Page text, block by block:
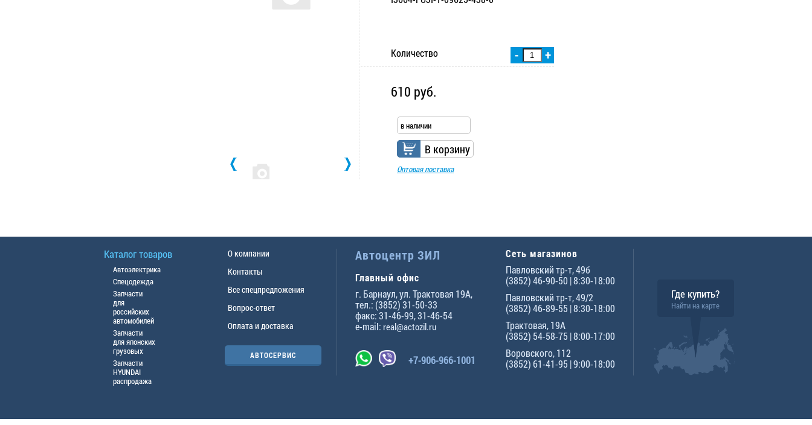
+
-
Количество
610 руб.
в наличии
В корзину
Оптовая поставка
Каталог товаров
Автоэлектрика
Спецодежда
Запчасти
для
российских
автомобилей
Запчасти
для японских
грузовых
Запчасти
HYUNDAI
распродажа
О компании
Контакты
Все спецпредложения
Вопрос-ответ
Оплата и доставка
АВТОСЕРВИС
Автоцентр ЗИЛ
Главный офис
г. Барнаул,ул. Трактовая 19А,
тел.: (3852) 31-50-33
факс:31-46-99,31-46-54
e-mail: real@actozil.ru
+7-906-966-1001
Сеть магазинов
Павловский тр-т, 49б
(3852) 46-90-50 | 8:30-18:00
Павловский тр-т, 49/2
(3852) 46-89-55 | 8:30-18:00
Трактовая, 19А
(3852) 54-58-75 | 8:00-17:00
Воровского, 112
(3852) 61-41-95 | 9:00-18:00
Где купить?
Найти на карте